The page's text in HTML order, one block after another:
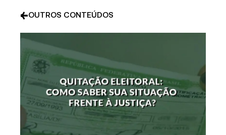
OUTROS CONTEÚDOS